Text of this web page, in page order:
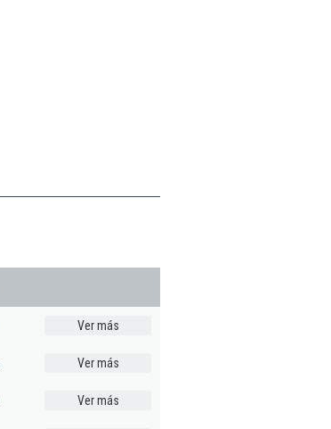
Ver más
Ver más
Ver más